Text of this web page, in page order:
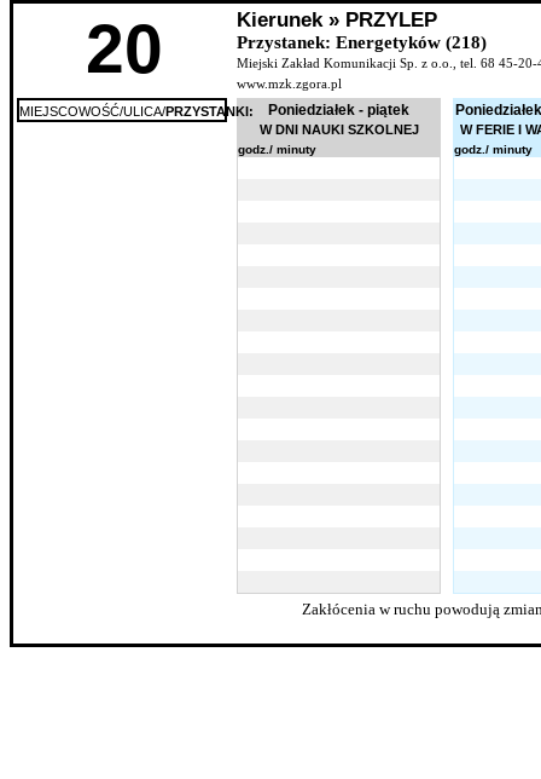
20 Kierunek » PRZYLEP
Przystanek: Energetyków (218)
Miejski Zakład Komunikacji Sp. z o.o., tel. 68 45-20-
www.mzk.zgora.pl
MIEJSCOWOŚĆ/ULICA/PRZYSTANKI: Poniedziałek - piątek
W DNI NAUKI SZKOLNEJ W FERIE I
godz./ minuty godz./ minuty
Zakłócenia w ruchu powodują